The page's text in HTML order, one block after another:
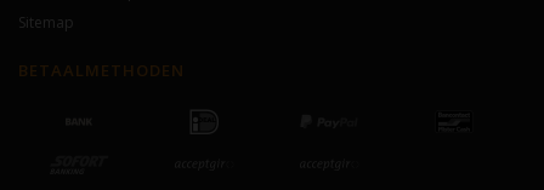
Sitemap
BETAALMETHODEN